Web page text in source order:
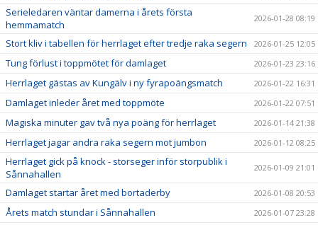
Serieledaren väntar damerna i årets första
hemmamatch
2026-01-28 08:19
Stort kliv i tabellen för herrlaget efter tredje raka segern 2026-01-25 12:05
Tung förlust i toppmötet för damlaget 2026-01-23 23:16
Herrlaget gästas av Kungälv i ny fyrapoängsmatch 2026-01-22 16:31
Damlaget inleder året med toppmöte 2026-01-22 07:51
Magiska minuter gav två nya poäng för herrlaget 2026-01-14 21:38
Herrlaget jagar andra raka segern mot jumbon 2026-01-12 08:25
Herrlaget gick på knock - storseger inför storpublik i
Sånnahallen
2026-01-09 21:01
Damlaget startar året med bortaderby 2026-01-08 20:53
Årets match stundar i Sånnahallen 2026-01-07 23:28